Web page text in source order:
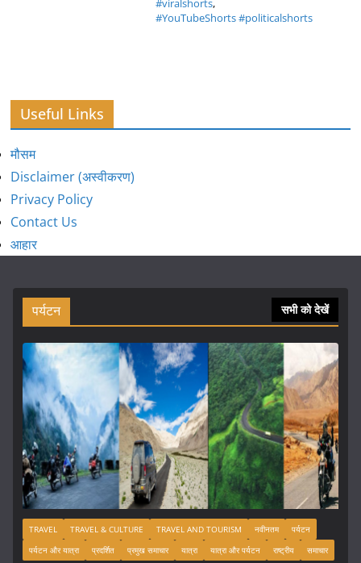
#viralshorts,
#YouTubeShorts #politicalshorts
Useful Links
मौसम
Disclaimer (अस्वीकरण)
Privacy Policy
Contact Us
आहार
पर्यटन सभी को देखें
TRAVEL TRAVEL & CULTURE TRAVEL AND TOURISM नवीनतम
पर्यटन
पर्यटन और यात्रा
प्रदर्शित प्रमुख समाचार यात्रा यात्रा और पर्यटन राष्ट्रीय समाचार